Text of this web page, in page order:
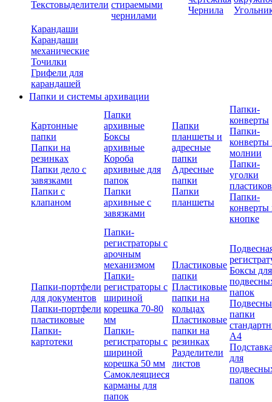
Текстовыделители стираемыми
чернилами
Чернила
Карандаши
Карандаши
механические
Точилки
Грифели для
карандашей
Папки и системы архивации
Картонные
папки
Папки на
резинках
Папки дело с
завязками
Папки с
клапаном
Папки
архивные
Боксы
архивные
Короба
архивные для
папок
Папки
архивные с
завязками
Папки
планшеты и
адресные
папки
Адресные
папки
Папки
планшеты
Папки-
конверты
Папки-
конверты
молнии
Папки-
уголки
Папки-
конверты
кнопке
Папки-портфели
для документов
Папки-портфели
пластиковые
Папки-
картотеки
Папки-
регистраторы с
арочным
механизмом
Папки-
регистраторы с
шириной
корешка 70-80
мм
Папки-
регистраторы с
шириной
корешка 50 мм
Самоклеящиеся
карманы для
папок
Пластиковые
папки
Пластиковые
папки на
кольцах
Пластиковые
папки на
резинках
Разделители
листов
Боксы для
папок
папки
А4
для
папок